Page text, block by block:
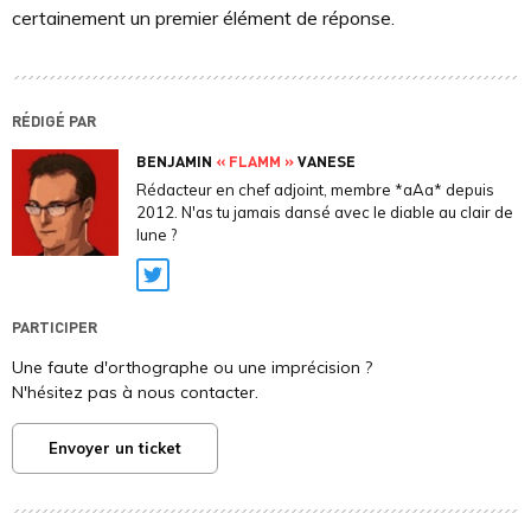
certainement un premier élément de réponse.
RÉDIGÉ PAR
BENJAMIN « FLAMM »VANESE
Rédacteur en chef adjoint, membre *aAa* depuis
2012. N'as tu jamais dansé avec le diable au clair de
lune ?
Twitter
PARTICIPER
Une faute d'orthographe ou une imprécision ?
N'hésitez pas à nous contacter.
Envoyer un ticket